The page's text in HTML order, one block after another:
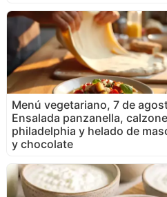
Menú vegetariano, 7 de
Ensalada panzanella,
philadelphia y helado de
y chocolate